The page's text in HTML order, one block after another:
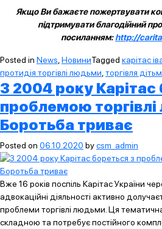
Якщо Ви бажаєте пожертвувати
підтримувати благодійний
посиланням:http://
Posted in News НовиниTagged карітас
протидія торгівлі людьми торгівля
З 2004 року Карітас
проблемою
Боротьба триває
Posted on 06.10.2020 bycsm_admin
Вже 16 років поспіль Карітас України
адвокаційні діяльності активно
проблеми торгівлі людьми. Ця
складною та потребує постійного